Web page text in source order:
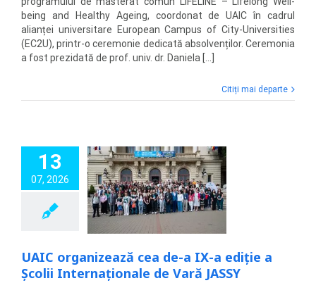
being and Healthy Ageing, coordonat de UAIC în cadrul
alianței universitare European Campus of City-Universities
(EC2U), printr-o ceremonie dedicată absolvenților. Ceremonia
a fost prezidată de prof. univ. dr. Daniela [...]
Citiți mai departe
13
07, 2026
cea de-
ediție a Școlii
de Vară
UAIC organizează cea de-a IX-a ediție a
Școlii Internaționale de Vară JASSY